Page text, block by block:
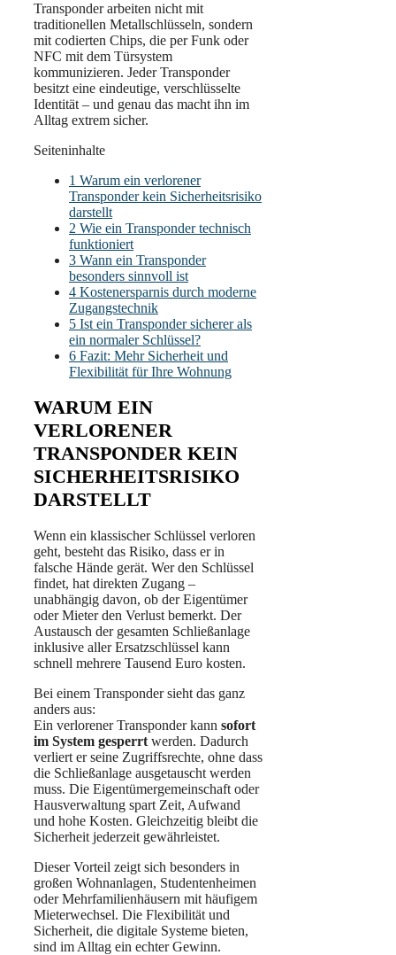
Transponder arbeiten nicht mit
traditionellen Metallschlüsseln, sondern
mit codierten Chips, die per Funk oder
NFC mit dem Türsystem
kommunizieren. Jeder Transponder
besitzt eine eindeutige, verschlüsselte
Identität – und genau das macht ihn im
Alltag extrem sicher.
Seiteninhalte
1 Warum ein verlorener
Transponder kein Sicherheitsrisiko
darstellt
2 Wie ein Transponder technisch
funktioniert
3 Wann ein Transponder
besonders sinnvoll ist
4 Kostenersparnis durch moderne
Zugangstechnik
5 Ist ein Transponder sicherer als
ein normaler Schlüssel?
6 Fazit: Mehr Sicherheit und
Flexibilität für Ihre Wohnung
WARUM EIN
VERLORENER
TRANSPONDER KEIN
SICHERHEITSRISIKO
DARSTELLT
Wenn ein klassischer Schlüssel verloren
geht, besteht das Risiko, dass er in
falsche Hände gerät. Wer den Schlüssel
findet, hat direkten Zugang –
unabhängig davon, ob der Eigentümer
oder Mieter den Verlust bemerkt. Der
Austausch der gesamten Schließanlage
inklusive aller Ersatzschlüssel kann
schnell mehrere Tausend Euro kosten.
Bei einem Transponder sieht das ganz
anders aus:
Ein verlorener Transponder kann sofort
im System gesperrt werden. Dadurch
verliert er seine Zugriffsrechte, ohne dass
die Schließanlage ausgetauscht werden
muss. Die Eigentümergemeinschaft oder
Hausverwaltung spart Zeit, Aufwand
und hohe Kosten. Gleichzeitig bleibt die
Sicherheit jederzeit gewährleistet.
Dieser Vorteil zeigt sich besonders in
großen Wohnanlagen, Studentenheimen
oder Mehrfamilienhäusern mit häufigem
Mieterwechsel. Die Flexibilität und
Sicherheit, die digitale Systeme bieten,
sind im Alltag ein echter Gewinn.